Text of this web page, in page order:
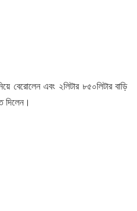
বেরোলেন এবং ২লিটার ৮৫০লিটার বাড়ি
দিলেন।